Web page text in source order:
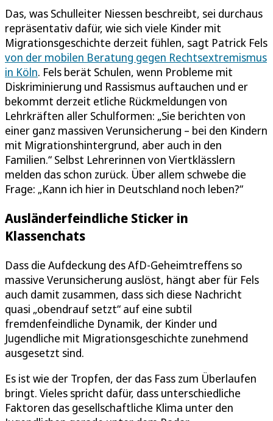
Das, was Schulleiter Niessen beschreibt, sei durchaus
repräsentativ dafür, wie sich viele Kinder mit
Migrationsgeschichte derzeit fühlen, sagt Patrick Fels
von der mobilen Beratung gegen Rechtsextremismus
in Köln. Fels berät Schulen, wenn Probleme mit
Diskriminierung und Rassismus auftauchen und er
bekommt derzeit etliche Rückmeldungen von
Lehrkräften aller Schulformen: „Sie berichten von
einer ganz massiven Verunsicherung – bei den Kindern
mit Migrationshintergrund, aber auch in den
Familien.“ Selbst Lehrerinnen von Viertklässlern
melden das schon zurück. Über allem schwebe die
Frage: „Kann ich hier in Deutschland noch leben?“
Ausländerfeindliche Sticker in
Klassenchats
Dass die Aufdeckung des AfD-Geheimtreffens so
massive Verunsicherung auslöst, hängt aber für Fels
auch damit zusammen, dass sich diese Nachricht
quasi „obendrauf setzt“ auf eine subtil
fremdenfeindliche Dynamik, der Kinder und
Jugendliche mit Migrationsgeschichte zunehmend
ausgesetzt sind.
Es ist wie der Tropfen, der das Fass zum Überlaufen
bringt. Vieles spricht dafür, dass unterschiedliche
Faktoren das gesellschaftliche Klima unter den